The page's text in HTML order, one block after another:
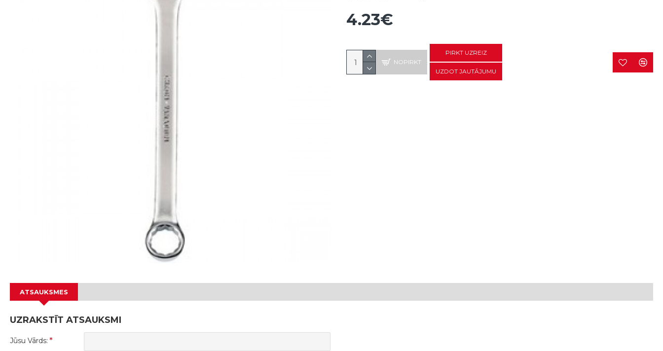
4.23€
NOPIRKT
PIRKT UZREIZ
UZDOT JAUTĀJUMU
ATSAUKSMES
UZRAKSTĪT ATSAUKSMI
Jūsu Vārds: